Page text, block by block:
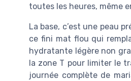
toutes les heures, même
La base, c’est une peau
ce fini mat flou qui
hydratante légère non
la zone T pour limiter le
journée complète de